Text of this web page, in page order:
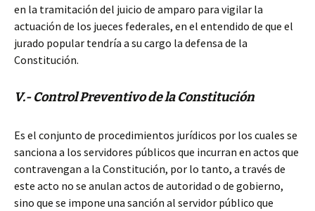
en la tramitación del juicio de amparo para vigilar la
actuación de los jueces federales, en el entendido de que el
jurado popular tendría a su cargo la defensa de la
Constitución.
V.- Control Preventivo de la Constitución
Es el conjunto de procedimientos jurídicos por los cuales se
sanciona a los servidores públicos que incurran en actos que
contravengan a la Constitución, por lo tanto, a través de
este acto no se anulan actos de autoridad o de gobierno,
sino que se impone una sanción al servidor público que